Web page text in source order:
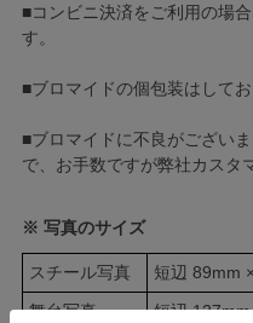
■コンビニ決済をご利用の場
す。
■ブロマイドの個包装はしてお
■ブロマイドに不良がござい
で、お手数ですが弊社カスタ
※ 写真のサイズ
スチール写真
短辺 89mm
舞台写真
短辺